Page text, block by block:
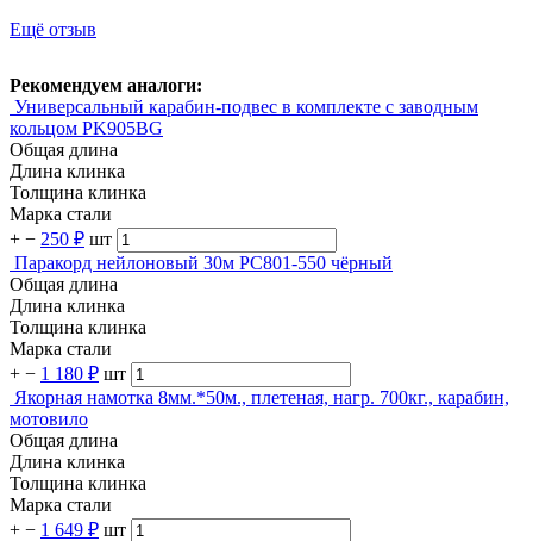
Ещё отзыв
Рекомендуем аналоги:
Универсальный карабин-подвес в комплекте с заводным
кольцом PK905BG
Общая длина
Длина клинка
Толщина клинка
Марка стали
+ − 250 ₽ шт
Паракорд нейлоновый 30м PC801-550 чёрный
Общая длина
Длина клинка
Толщина клинка
Марка стали
+ − 1 180 ₽ шт
Якорная намотка 8мм.*50м., плетеная, нагр. 700кг., карабин,
мотовило
Общая длина
Длина клинка
Толщина клинка
Марка стали
+ − 1 649 ₽ шт